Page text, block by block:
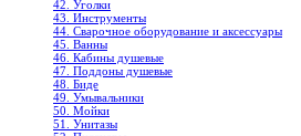
42. Уголки
43. Инструменты
44. Сварочное оборудование и аксессуары
45. Ванны
46. Кабины душевые
47. Поддоны душевые
48. Биде
49. Умывальники
50. Мойки
51. Унитазы